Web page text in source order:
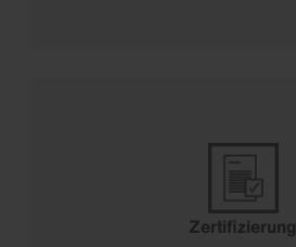
Zertifizierung